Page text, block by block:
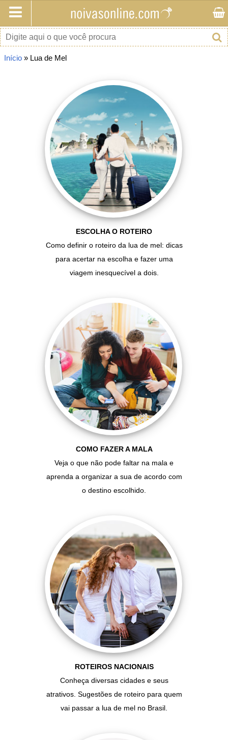
Buscar no site
Início » Lua de Mel
ESCOLHA O ROTEIRO
Como definir o roteiro da lua de mel: dicas
para acertar na escolha e fazer uma
viagem inesquecível a dois.
COMO FAZER A MALA
Veja o que não pode faltar na mala e
aprenda a organizar a sua de acordo com
o destino escolhido.
ROTEIROS NACIONAIS
Conheça diversas cidades e seus
atrativos. Sugestões de roteiro para quem
vai passar a lua de mel no Brasil.